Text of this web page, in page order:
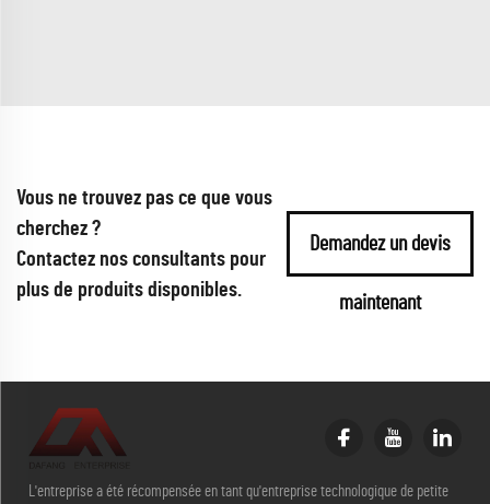
Vous ne trouvez pas ce que vous
cherchez ?
Contactez nos consultants pour
plus de produits disponibles.
Demandez un devis
maintenant
L'entreprise a été récompensée en tant qu'entreprise technologique de petite